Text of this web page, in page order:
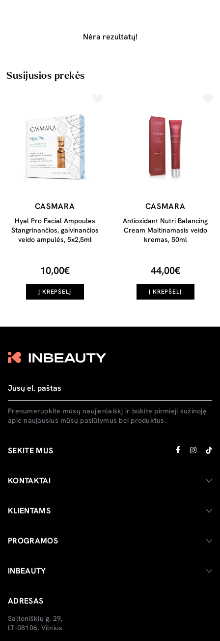
Nėra rezultatų!
Susijusios prekės
CASMARA
Hyal Pro Facial Ampoules
Stangrinančios, gaivinančios
veido ampulės, 5x2,5ml
10,00€
Į KREPŠELĮ
CASMARA
Antioxidant Nutri Balancing
Cream Maitinamasis veido
kremas, 50ml
44,00€
Į KREPŠELĮ
Prenumeruokite mūsų naujienlaiškį ir būkite pirmieji sužinoję
apie naujausius mūsų pasiūlymus bei produktus.
SEKITE MUS
KONTAKTAI
KLIENTAMS
PROGRAMOS
INBEAUTY
ADRESAS
Saltoniškių g. 29,
LT-08106, Vilnius